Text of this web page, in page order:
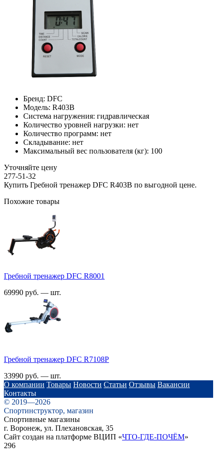
Бренд: DFC
Модель: R403B
Система нагружения: гидравлическая
Количество уровней нагрузки: нет
Количество программ: нет
Складывание: нет
Максимальный вес пользователя (кг): 100
Уточняйте цену
277-51-32
Купить Гребной тренажер DFC R403B по выгодной цене.
Похожие товары
Гребной тренажер DFC R8001
69990 руб. — шт.
Гребной тренажер DFC R7108P
33990 руб. — шт.
О компании Товары Новости Статьи Отзывы Вакансии
Контакты
© 2019—2026
Спортинструктор, магазин
Спортивные магазины
г. Воронеж, ул. Плехановская, 35
Сайт создан на платформе ВЦИП «ЧТО-ГДЕ-ПОЧЁМ»
296